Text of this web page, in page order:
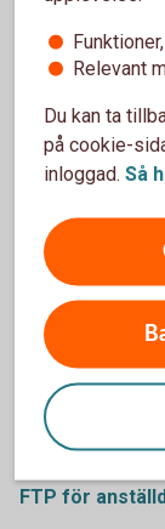
70 kr
Entrélösning
Swedbank
0,40-0,33%
Automatisk
närmare
FTP för
Relevant
Du kan ta
på cookie-
inloggad. Så